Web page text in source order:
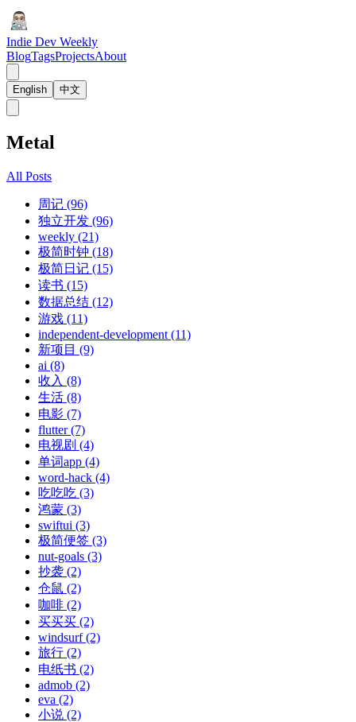
Indie Dev Weekly
BlogTagsProjectsAbout
English 中文
Metal
All Posts
周记 (96)
独立开发 (96)
weekly (21)
极简时钟 (18)
极简日记 (15)
读书 (15)
数据总结 (12)
游戏 (11)
independent-development (11)
新项目 (9)
ai (8)
收入 (8)
生活 (8)
电影 (7)
flutter (7)
电视剧 (4)
单词app (4)
word-hack (4)
吃吃吃 (3)
鸿蒙 (3)
swiftui (3)
极简便签 (3)
nut-goals (3)
抄袭 (2)
仓鼠 (2)
咖啡 (2)
买买买 (2)
windsurf (2)
旅行 (2)
电纸书 (2)
admob (2)
eva (2)
小说 (2)